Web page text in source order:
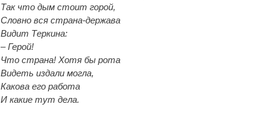
Так что дым стоит горой,
Словно вся страна-держава
Видит Теркина:
–Герой!
Что страна! Хотя бы рота
Видеть издали могла,
Какова его работа
И какие тут дела.